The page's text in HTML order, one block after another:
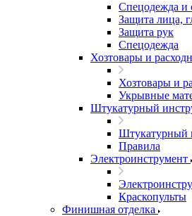
Спецодежда и
Защита лица,
Защита рук
Спецодежда
Хозтовары и
Хозтовары и
Укрывные
Штукатурный
Штукатурный
Правила
Электроинструмент
Краскопульты
Финишная отделка